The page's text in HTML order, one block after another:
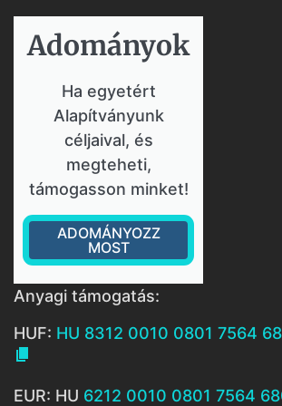
Adományok​
Ha egyetért
Alapítványunk
céljaival, és
megteheti,
támogasson minket!
ADOMÁNYOZZ
MOST
Anyagi támogatás:
HUF: HU 8312 0010 0801 7564

EUR: HU 6212 0010 0801 7564